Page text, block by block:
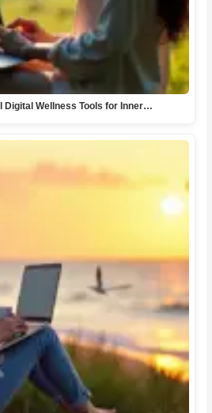
Digital Wellness Tools for Inner…